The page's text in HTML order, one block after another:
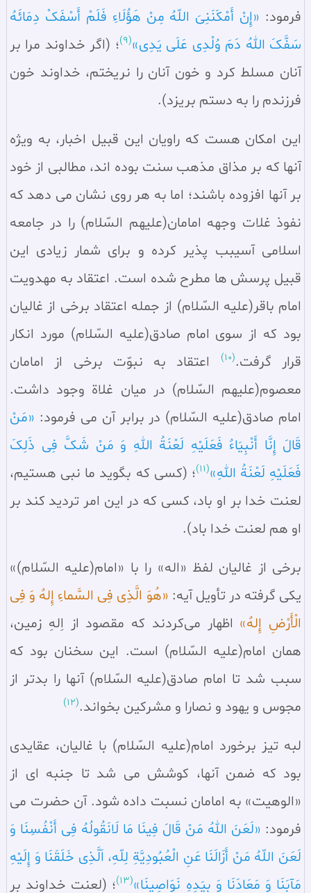
فرمود: «إِنْ أَمْکَنَنِیَ اللّهُ مِنْ هَؤُلَاءِ فَلَمْ أَسْفَکْ دِمَائَهُ
سَفَّکَ اللهُ دَمَ وُلْدِی عَلَی یَدِی»(9)
؛ (اگر خداوند مرا بر
آنان مسلط کرد و خون آنان را نریختم، خداوند خون
فرزندم را به دستم بریزد).
این امکان هست که راویان این قبیل اخبار، به ویژه
آنها که بر مذاق مذهب سنت بوده‌ اند، مطالبی از خود
بر آنها افزوده باشند؛ اما به هر روی نشان می‌ دهد که
نفوذ غلات وجهه امامان(علیهم السّلام) را در جامعه
اسلامی آسیبب‌ پذیر کرده و برای شمار زیادی این
قبیل پرسش‌ ها مطرح شده است. اعتقاد به مهدویت
امام باقر(علیه السّلام) از جمله اعتقاد برخی از غالیان
بود که از سوی امام صادق(علیه السّلام) مورد انکار
قرار گرفت.(10)
اعتقاد به نبوّت برخی از امامان
معصوم(علیهم السّلام) در میان غلاة وجود داشت.
امام صادق(علیه السّلام) در برابر آن می‌ فرمود: «مَنْ
قَالَ إِنَّا أَنْبِیَاءٌ فَعَلَیْهِ لَعْنَةُ اللهِ وَ مَنْ شَکَّ فِی ذَلِکَ
فَعَلَیْهِ لَعْنَةُ اللهِ»(11)
؛ (کسی که بگوید ما نبی هستیم،
لعنت خدا بر او باد، کسی که در این امر تردید کند بر
او هم لعنت خدا باد).
برخی از غالیان لفظ «اله» را با «امام(علیه السّلام)»
یکی گرفته در تأویل آیه: «هُوَ الَّذِی فِی السَّماءِ إِلهٌ وَ فِی
الْأَرْضِ إِلهٌ» اظهار می‌کردند که مقصود از اِلهِ زمین،
همان امام(علیه السّلام) است. این سخنان بود که
سبب شد تا امام صادق(علیه السّلام) آنها را بدتر از
مجوس و یهود و نصارا و مشرکین بخواند.(12)
لبه تیز برخورد امام(علیه السّلام) با غالیان، عقایدی
بود که ضمن آنها، کوشش می‌ شد تا جنبه‌ ای از
«الوهیت» به امامان نسبت داده شود. آن حضرت می‌
فرمود: «لَعَنَ اللهُ مَنْ قَالَ فِینَا مَا لَانَقُولُهُ فِی أَنْفُسِنَا وَ
لَعَنَ اللّهُ مَنْ أَزَالَنَا عَنِ الْعُبُودِیَّةِ لِلّهِ، اَلَّذِی خَلَقَنَا وَ إِلَیْهِ
مَآبَنَا وَ مَعَادَنَا وَ بِیَدِهِ نَوَاصِینَا»(13) ؛ (لعنت خداوند بر